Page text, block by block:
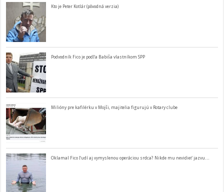
Kto je Peter Kotlár (pôvodná verzia)
Podvodník Fico je podľa Babiša vlastníkom SPP
Milióny pre kafilérku v Mojši, majitelia figurujú v Rotary clube
Oklamal Fico ľudí aj vymyslenou operáciou srdca? Nikde mu nevidieť jazvu…